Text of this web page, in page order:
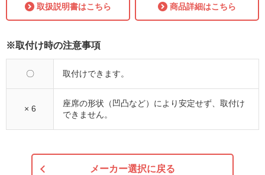
取扱説明書はこちら 商品詳細はこちら
※取付け時の注意事項
〇 取付けできます。
× 6
座席の形状（凹凸など）により安定せず、取付け
できません。
メーカー選択に戻る